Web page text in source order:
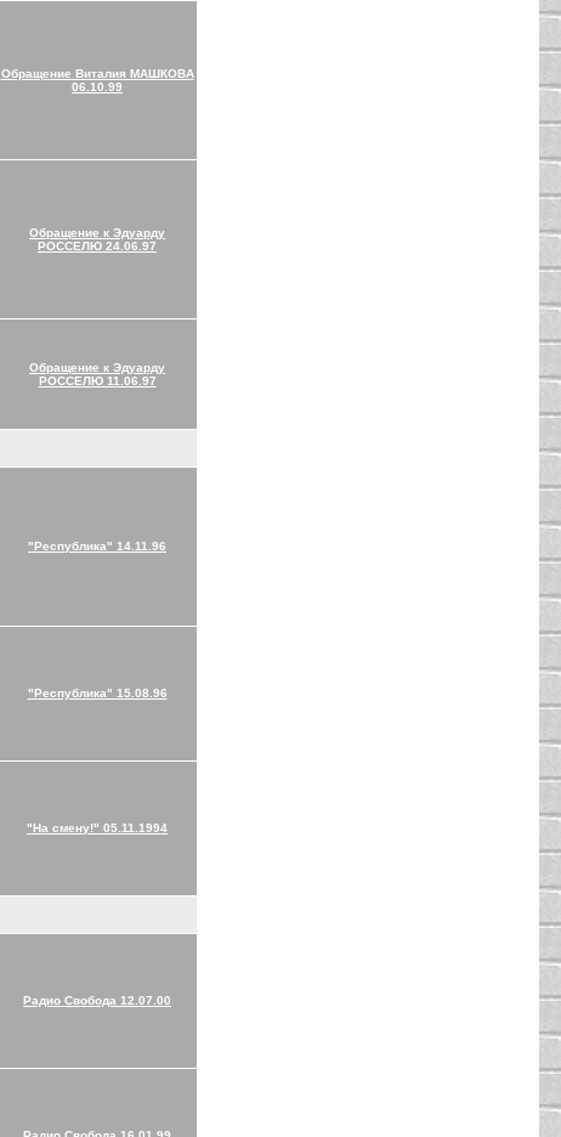
Обращение Виталия МАШКОВА
06.10.99
Обращение к Эдуарду
РОССЕЛЮ 24.06.97
Обращение к Эдуарду
РОССЕЛЮ 11.06.97
"Республика" 14.11.96
"Республика" 15.08.96
"На смену!" 05.11.1994
Радио Свобода 12.07.00